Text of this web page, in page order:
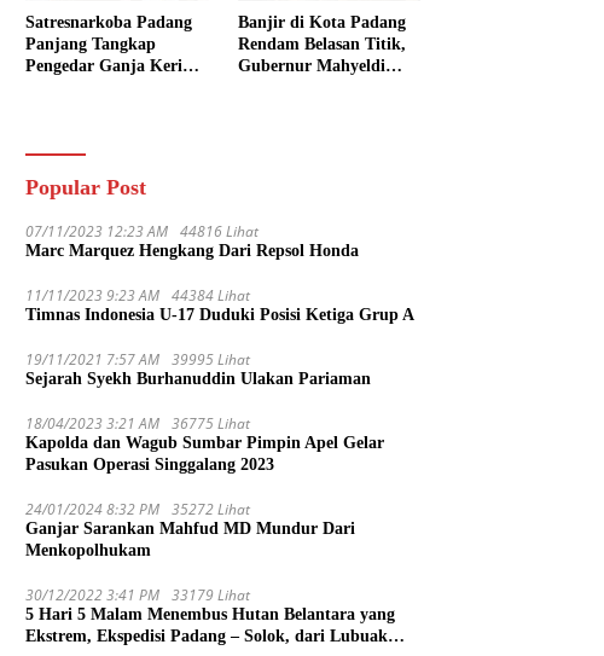
Satresnarkoba Padang
Panjang Tangkap
Pengedar Ganja Kering,
Banjir di Kota Padang
Rendam Belasan Titik,
Gubernur Mahyeldi
Popular Post
07/11/2023 12:23 AM 44816 Lihat
Marc Marquez Hengkang Dari Repsol Honda
11/11/2023 9:23 AM 44384 Lihat
Timnas Indonesia U-17 Duduki Posisi Ketiga Grup A
19/11/2021 7:57 AM 39995 Lihat
Sejarah Syekh Burhanuddin Ulakan Pariaman
18/04/2023 3:21 AM 36775 Lihat
Kapolda dan Wagub Sumbar Pimpin Apel Gelar
Pasukan Operasi Singgalang 2023
24/01/2024 8:32 PM 35272 Lihat
Ganjar Sarankan Mahfud MD Mundur Dari
Menkopolhukam
30/12/2022 3:41 PM 33179 Lihat
5 Hari 5 Malam Menembus Hutan Belantara yang
Ekstrem, Ekspedisi Padang – Solok, dari Lubuak